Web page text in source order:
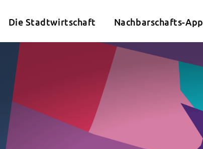
Die Stadtwirtschaft Nachbarschafts-App